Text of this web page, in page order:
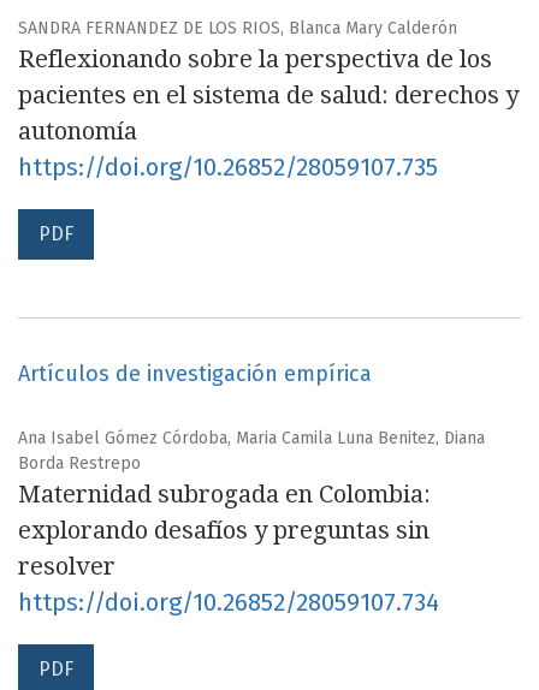
https://doi.org/10.26852/issn.2805-9107
SANDRA FERNANDEZ DE LOS RIOS, Blanca Mary Calderón
Reflexionando sobre la perspectiva de los
pacientes en el sistema de salud: derechos y
autonomía
https://doi.org/10.26852/28059107.735
PDF
Artículos de investigación empírica
Ana Isabel Gómez Córdoba, Maria Camila Luna Benitez, Diana
Borda Restrepo
Maternidad subrogada en Colombia:
explorando desafíos y preguntas sin
resolver
https://doi.org/10.26852/28059107.734
PDF